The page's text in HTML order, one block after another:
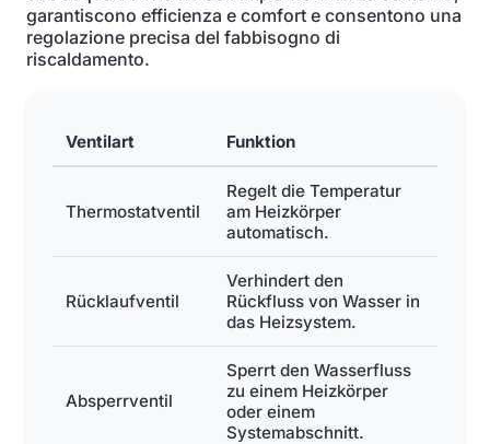
garantiscono efficienza e comfort e consentono una
regolazione precisa del fabbisogno di
riscaldamento.
Ventilart Funktion
Thermostatventil
Regelt die Temperatur
am Heizkörper
automatisch.
Rücklaufventil
Verhindert den
Rückfluss von Wasser in
das Heizsystem.
Absperrventil
Sperrt den Wasserfluss
zu einem Heizkörper
oder einem
Systemabschnitt.